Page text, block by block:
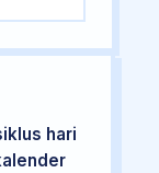
hari